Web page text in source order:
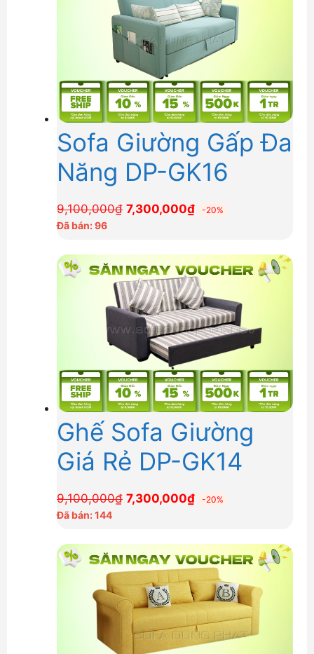
Sofa Giường Gấp Đa
Năng DP-GK16
9,100,000₫ Giá
7,300,000₫Giá
7,300,000₫.
-20%
Đã bán: 96
Ghế Sofa Giường
Giá Rẻ DP-GK14
9,100,000₫ Giá
7,300,000₫Giá
7,300,000₫.
-20%
Đã bán: 144